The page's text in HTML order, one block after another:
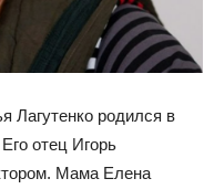
Лагутенко родился в
отец Игорь
Мама Елена